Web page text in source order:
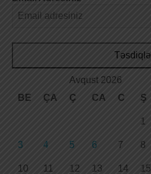
Təsdiqlə
Avqust 2026
BE
ÇA Ç CA C Ş
1
3 4 5 6 7 8
10 11 12 13 14 15